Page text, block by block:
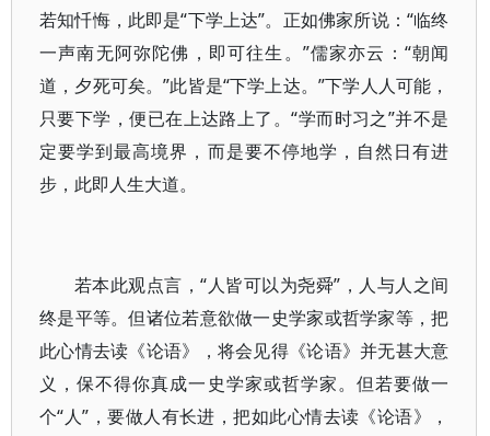
若知忏悔，此即是“下学上达”。正如佛家所说：“临终
一声南无阿弥陀佛，即可往生。”儒家亦云：“朝闻
道，夕死可矣。”此皆是“下学上达。”下学人人可能，
只要下学，便已在上达路上了。“学而时习之”并不是
定要学到最高境界，而是要不停地学，自然日有进
步，此即人生大道。
若本此观点言，“人皆可以为尧舜”，人与人之间
终是平等。但诸位若意欲做一史学家或哲学家等，把
此心情去读《论语》，将会见得《论语》并无甚大意
义，保不得你真成一史学家或哲学家。但若要做一
个“人”，要做人有长进，把如此心情去读《论语》，